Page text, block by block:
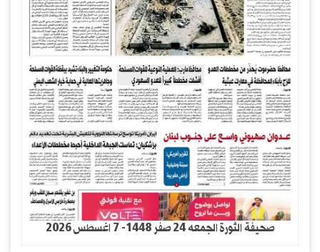
صحيفة الثورة الجمعه 24 صفر 1448- 7 اغسطس 2026